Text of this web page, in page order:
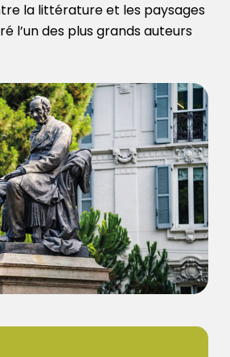
la littérature et les paysages
l’un des plus grands auteurs